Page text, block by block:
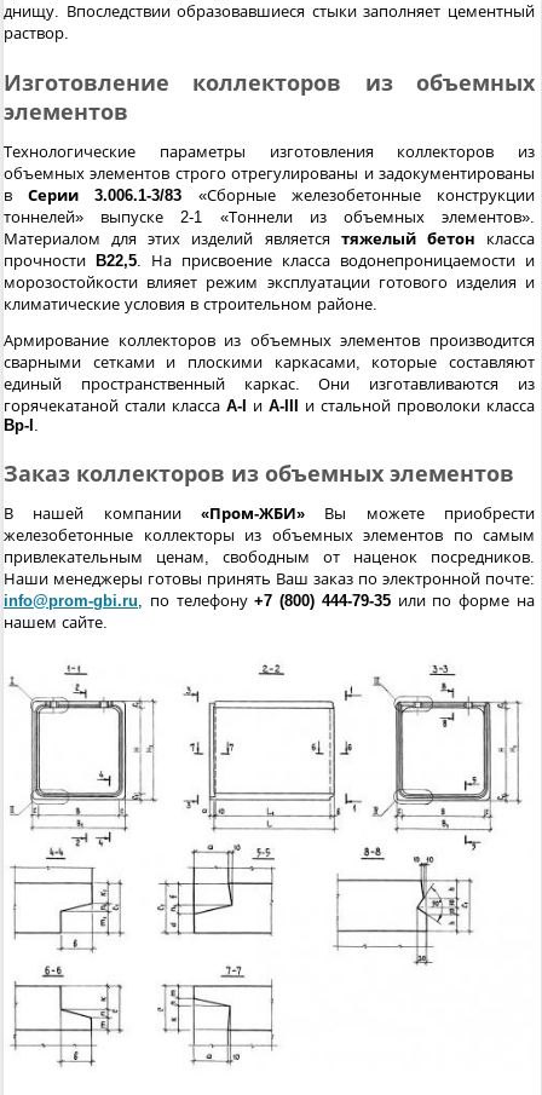
днищу. Впоследствии образовавшиеся стыки заполняет цементный
раствор.
Изготовление коллекторов из объемных
элементов
Технологические параметры изготовления коллекторов из
объемных элементов строго отрегулированы и задокументированы
вСерии 3.006.1-3/83 «Сборные железобетонные конструкции
тоннелей» выпуске 2-1 «Тоннели из объемных элементов».
Материалом для этих изделий является тяжелый бетон класса
прочности
B22,5. На присвоение класса водонепроницаемости и
морозостойкости влияет режим эксплуатации готового изделия и
климатические условия в строительном районе.
Армирование коллекторов из объемных элементов производится
сварными сетками и плоскими каркасами, которые составляют
единый пространственный каркас. Они изготавливаются из
горячекатаной стали класса A-I и A-III
и стальной проволоки класса
Bp-I .
Заказ коллекторов из объемных элементов
В нашей компании «Пром-ЖБИ» Вы можете приобрести
железобетонные коллекторы из объемных элементов по самым
привлекательным ценам, свободным от наценок посредников.
Наши менеджеры готовы принять Ваш заказ по электронной почте:
info@prom-gbi.ru, по телефону+7 (800) 444-79-35или по форме на
нашем сайте.